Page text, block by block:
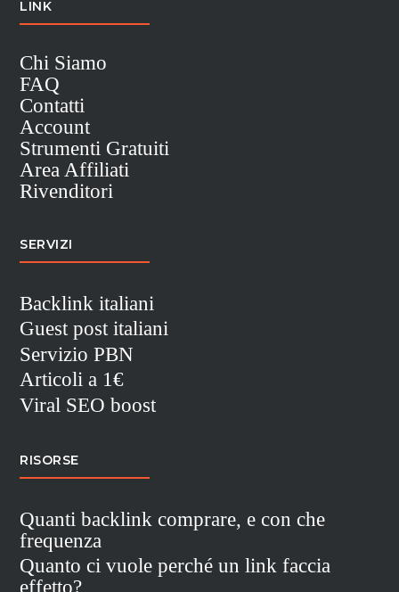
LINK
Chi Siamo
FAQ
Contatti
Account
Strumenti Gratuiti
Area Affiliati
Rivenditori
SERVIZI
Backlink italiani
Guest post italiani
Servizio PBN
Articoli a 1€
Viral SEO boost
RISORSE
Quanti backlink comprare, e con che
frequenza
Quanto ci vuole perché un link faccia
effetto?